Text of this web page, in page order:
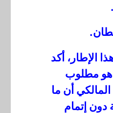
الإطار، أكد
هو مطلوب
أن ما
دون إتمام